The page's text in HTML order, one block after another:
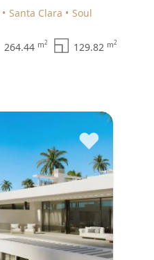
Santa Clara
Soul
264.44 m2 129.82 m2
♥